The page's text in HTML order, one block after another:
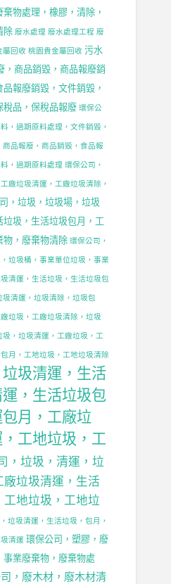
物處理，橡膠，清除，
除 廢水處理 廢水處理工程 廢
屬回收 桃園貴金屬回收 污水
，商品銷毀，商品報廢銷
報廢銷毀，文件銷毀，
品，保稅品報廢 環保公
，過期原料處理，文件銷毀，
商品報廢，商品銷毀，食品報
，過期原料處理 環保公司，
廠垃圾清運，工廠垃圾清除，
，垃圾，垃圾場，垃圾
圾，生活垃圾包月，工
物，廢棄物清除 環保公司，
垃圾桶，事業單位垃圾，事業
清運，生活垃圾，生活垃圾包
清運，垃圾清除，垃圾包
垃圾，工廠垃圾清除，垃圾
圾，垃圾清運，工廠垃圾，工
月，工地垃圾，工地垃圾清除
圾清運，生活
，生活垃圾包
月，工廠垃
工地垃圾，工
，垃圾，清運，垃
垃圾清運，生活
地垃圾，工地垃
垃圾清運，生活垃圾，包月，
清運 環保公司，塑膠，廢
業廢棄物，廢棄物處
，廢木材，廢木材清